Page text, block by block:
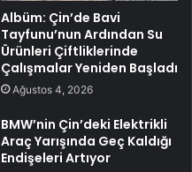
Albüm: Çin’de Bavi
Tayfunu’nun Ardından Su
Ürünleri Çiftliklerinde
Çalışmalar Yeniden Başladı
Ağustos 4, 2026
BMW’nin Çin’deki Elektrikli
Araç Yarışında Geç Kaldığı
Endişeleri Artıyor